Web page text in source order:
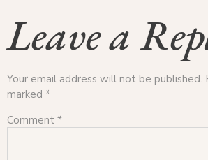
Leave a
Your email address will not be published.
marked *
Comment *